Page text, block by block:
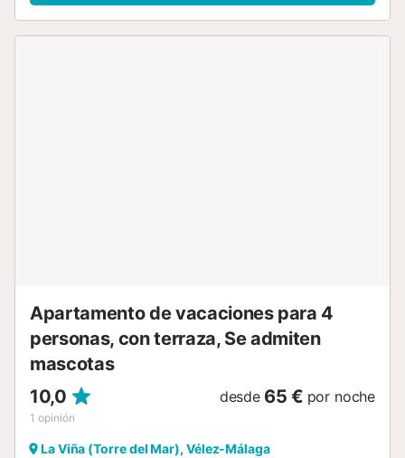
DVD, así como un televisor. La zona exterior privada
Apartamento de vacaciones para 4
personas, con terraza, Se admiten
mascotas
10,0
1 opinión
desde 65 € por noche
La Viña (Torre del Mar), Vélez-Málaga